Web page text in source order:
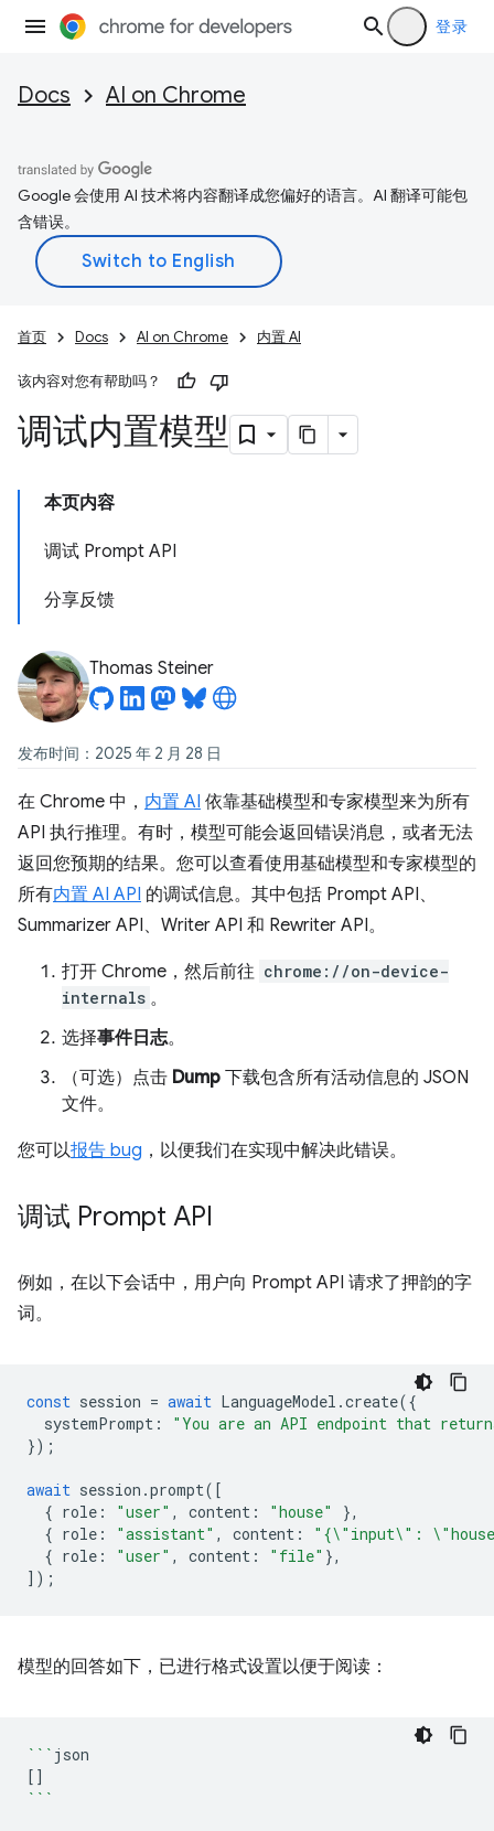
登录
Docs AI on Chrome
Google 会使用 AI 技术将内容翻译成您偏好的语言。AI 翻译可能包
含错误。
首页 Docs AI on Chrome 内置 AI
该内容对您有帮助吗？
调试内置模型
本页内容
调试 Prompt API
分享反馈
Thomas Steiner
发布时间：2025 年 2 月 28 日
在 Chrome 中， 内置 AI 依靠基础模型和专家模型来为所有
API 执行推理。有时，模型可能会返回错误消息，或者无法
返回您预期的结果。您可以查看使用基础模型和专家模型的
所有内置 AI API 的调试信息。其中包括 Prompt API、
Summarizer API、Writer API 和 Rewriter API。
打开 Chrome，然后前往 chrome://on-device-
internals 。
选择事件日志。
（可选）点击 Dump 下载包含所有活动信息的 JSON
文件。
您可以报告 bug ，以便我们在实现中解决此错误。
调试 Prompt API
例如，在以下会话中，用户向 Prompt API 请求了押韵的字
词。
const session = await LanguageModel .create({
systemPrompt :
"You are an API endpoint that
});
await session .prompt([
{ role : "user" , content : "house"
},
{ role : "assistant" , content :
"{\"input\":
{ role : "user" , content : "file" },
]);
模型的回答如下，已进行格式设置以便于阅读：
```
[]
```